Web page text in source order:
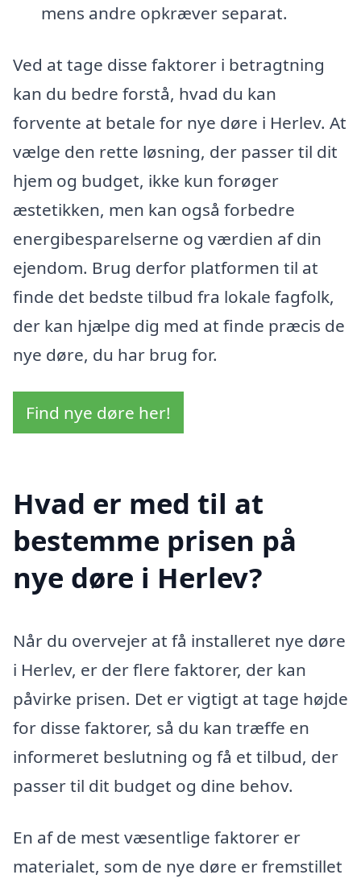
mens andre opkræver separat.
Ved at tage disse faktorer i betragtning
kan du bedre forstå, hvad du kan
forvente at betale for nye døre i Herlev. At
vælge den rette løsning, der passer til dit
hjem og budget, ikke kun forøger
æstetikken, men kan også forbedre
energibesparelserne og værdien af din
ejendom. Brug derfor platformen til at
finde det bedste tilbud fra lokale fagfolk,
der kan hjælpe dig med at finde præcis de
nye døre, du har brug for.
Find nye døre her!
Hvad er med til at
bestemme prisen på
nye døre i Herlev?
Når du overvejer at få installeret nye døre
i Herlev, er der flere faktorer, der kan
påvirke prisen. Det er vigtigt at tage højde
for disse faktorer, så du kan træffe en
informeret beslutning og få et tilbud, der
passer til dit budget og dine behov.
En af de mest væsentlige faktorer er
materialet, som de nye døre er fremstillet